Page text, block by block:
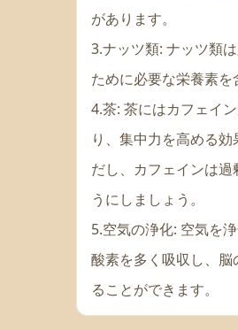
があります。
3.ナッツ類: ナッツ類
ために必要な栄養素を
4.茶: 茶にはカフェイ
り、集中力を高める
だし、カフェインは過
うにしましょう。
5.空気の浄化: 空気を浄
酸素を多く吸収し、
ることができます。